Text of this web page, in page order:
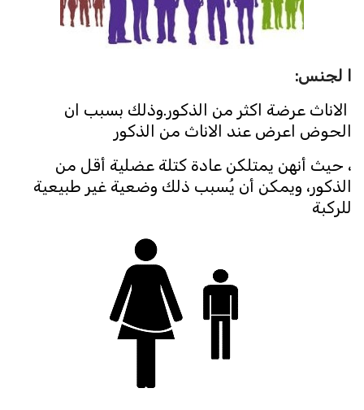
ا لجنس:
الاناث عرضة اكثر من الذكور.وذلك بسبب ان
الحوض اعرض عند الاناث من الذكور
، حيث أنهن يمتلكن عادة كتلة عضلية أقل من
الذكور، ويمكن أن يُسبب ذلك وضعية غير طبيعية
للركبة